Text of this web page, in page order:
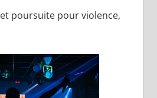
poursuite pour violence,